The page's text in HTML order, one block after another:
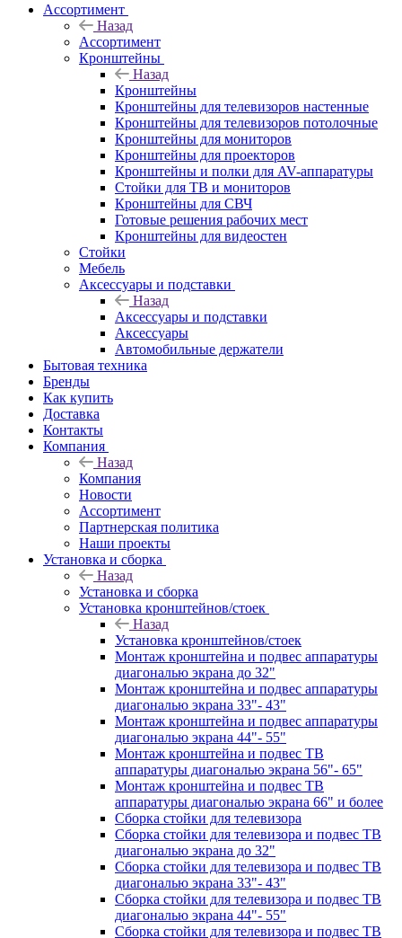
Ассортимент
Назад
Ассортимент
Кронштейны
Назад
Кронштейны
Кронштейны для телевизоров настенные
Кронштейны для телевизоров потолочные
Кронштейны для мониторов
Кронштейны для проекторов
Кронштейны и полки для AV-аппаратуры
Стойки для ТВ и мониторов
Кронштейны для СВЧ
Готовые решения рабочих мест
Кронштейны для видеостен
Стойки
Мебель
Аксессуары и подставки
Назад
Аксессуары и подставки
Аксессуары
Автомобильные держатели
Бытовая техника
Бренды
Как купить
Доставка
Контакты
Компания
Назад
Компания
Новости
Ассортимент
Партнерская политика
Наши проекты
Установка и сборка
Назад
Установка и сборка
Установка кронштейнов/стоек
Назад
Установка кронштейнов/стоек
Монтаж кронштейна и подвес аппаратуры
диагональю экрана до 32"
Монтаж кронштейна и подвес аппаратуры
диагональю экрана 33"- 43"
Монтаж кронштейна и подвес аппаратуры
диагональю экрана 44"- 55"
Монтаж кронштейна и подвес ТВ
аппаратуры диагональю экрана 56"- 65"
Монтаж кронштейна и подвес ТВ
аппаратуры диагональю экрана 66" и более
Сборка стойки для телевизора
Сборка стойки для телевизора и подвес ТВ
диагональю экрана до 32"
Сборка стойки для телевизора и подвес ТВ
диагональю экрана 33"- 43"
Сборка стойки для телевизора и подвес ТВ
диагональю экрана 44"- 55"
Сборка стойки для телевизора и подвес ТВ